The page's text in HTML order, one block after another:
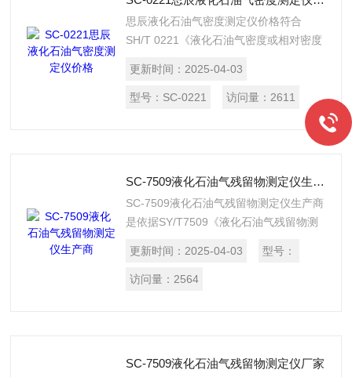
思辰液化石油气密度测定仪价格符合
SH/T 0221《液化石油气密度或相对密度
于测定液化石油气和轻质烃密度或相对密
度。在试验温度下，蒸气压（表压）高于
更新时间： 2025-04-03
型号： SC-0221 访问量： 2611
SC-7509液化石油气残留物测定仪生产商
SC-7509液化石油气残留物测定仪生产商
是依据SY/T7509《液化石油气残留物测
测定液化石油气在37.8℃时挥发后残留物
的含量。它是将100mL液化石油气试样置
更新时间： 2025-04-03 型号：
访问量： 2564
SC-7509液化石油气残留物测定仪厂家